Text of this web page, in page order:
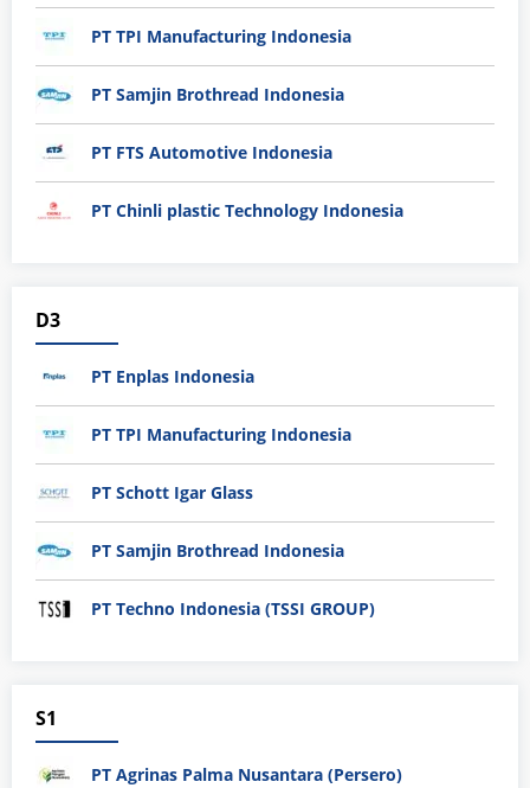
PT TPI Manufacturing Indonesia
PT Samjin Brothread Indonesia
PT FTS Automotive Indonesia
PT Chinli plastic Technology Indonesia
D3
PT Enplas Indonesia
PT TPI Manufacturing Indonesia
PT Schott Igar Glass
PT Samjin Brothread Indonesia
PT Techno Indonesia (TSSI GROUP)
S1
PT Agrinas Palma Nusantara (Persero)